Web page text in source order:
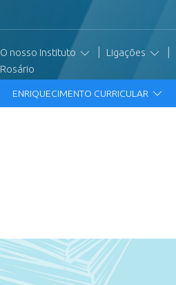
O nosso Instituto Ligações
Rosário
ENRIQUECIMENTO CURRICULAR